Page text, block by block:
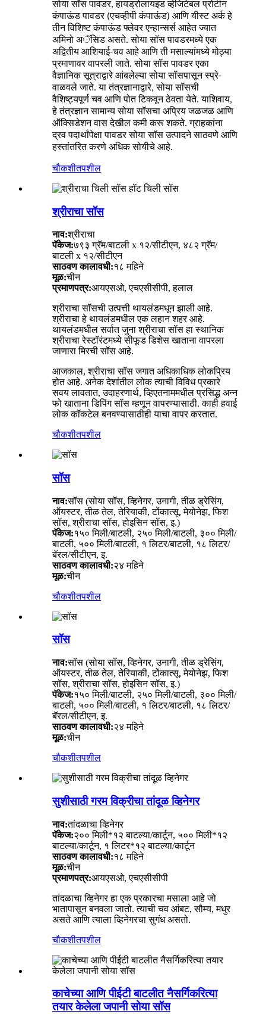
सोया सॉस पावडर, हायड्रोलायझ्ड व्हेजिटेबल प्रोटीन
कंपाऊंड पावडर (एचव्हीपी कंपाऊंड) आणि यीस्ट अर्क हे
तीन विशिष्ट कंपाऊंड फ्लेवर एन्हान्सर्स आहेत ज्यात
अमिनो अॅसिड असते. सोया सॉस पावडरमध्ये एक
अद्वितीय आशियाई-चव आहे आणि ती मसाल्यांमध्ये मोठ्या
प्रमाणावर वापरली जाते. सोया सॉस पावडर एका
वैज्ञानिक सूत्राद्वारे आंबलेल्या सोया सॉसपासून स्प्रे-
वाळवले जाते. या तंत्रज्ञानाद्वारे, सोया सॉसची
वैशिष्ट्यपूर्ण चव आणि पोत टिकवून ठेवता येते. याशिवाय,
हे तंत्रज्ञान सामान्य सोया सॉसचा अप्रिय जळजळ आणि
ऑक्सिडेशन वास देखील कमी करू शकते. ग्राहकांना
द्रव पदार्थांपेक्षा पावडर सोया सॉस उत्पादने साठवणे आणि
हस्तांतरित करणे अधिक सोयीचे आहे.
चौकशीतपशील
श्रीराचा सॉस
नाव:श्रीराचा
पॅकेज:७९३ ग्रॅम/बाटली x १२/सीटीएन, ४८२ ग्रॅम/
बाटली x १२/सीटीएन
साठवण कालावधी:१८ महिने
मूळ:चीन
प्रमाणपत्र:आयएसओ, एचएसीसीपी, हलाल
श्रीराचा सॉसची उत्पत्ती थायलंडमधून झाली आहे.
श्रीराचा हे थायलंडमधील एक लहान शहर आहे.
थायलंडमधील सर्वात जुना श्रीराचा सॉस हा स्थानिक
श्रीराचा रेस्टॉरंटमध्ये सीफूड डिशेस खाताना वापरला
जाणारा मिरची सॉस आहे.
आजकाल, श्रीराचा सॉस जगात अधिकाधिक लोकप्रिय
होत आहे. अनेक देशांतील लोक त्याची विविध प्रकारे
सवय लावतात, उदाहरणार्थ, व्हिएतनाममधील प्रसिद्ध अन्न
फो खाताना डिपिंग सॉस म्हणून वापरण्यासाठी. काही हवाई
लोक कॉकटेल बनवण्यासाठीही याचा वापर करतात.
चौकशीतपशील
सॉस
नाव:सॉस (सोया सॉस, व्हिनेगर, उनागी, तीळ ड्रेसिंग,
ऑयस्टर, तीळ तेल, तेरियाकी, टोंकात्सू, मेयोनेझ, फिश
सॉस, श्रीराचा सॉस, होइसिन सॉस, इ.)
पॅकेज:१५० मिली/बाटली, २५० मिली/बाटली, ३०० मिली/
बाटली, ५०० मिली/बाटली, १ लिटर/बाटली, १८ लिटर/
बॅरल/सीटीएन, इ.
साठवण कालावधी:२४ महिने
मूळ:चीन
चौकशीतपशील
सॉस
नाव:सॉस (सोया सॉस, व्हिनेगर, उनागी, तीळ ड्रेसिंग,
ऑयस्टर, तीळ तेल, तेरियाकी, टोंकात्सू, मेयोनेझ, फिश
सॉस, श्रीराचा सॉस, होइसिन सॉस, इ.)
पॅकेज:१५० मिली/बाटली, २५० मिली/बाटली, ३०० मिली/
बाटली, ५०० मिली/बाटली, १ लिटर/बाटली, १८ लिटर/
बॅरल/सीटीएन, इ.
साठवण कालावधी:२४ महिने
मूळ:चीन
चौकशीतपशील
सुशीसाठी गरम विक्रीचा तांदूळ व्हिनेगर
नाव:तांदळाचा व्हिनेगर
पॅकेज:२०० मिली*१२ बाटल्या/कार्टून, ५०० मिली*१२
बाटल्या/कार्टून, १ लिटर*१२ बाटल्या/कार्टून
साठवण कालावधी:१८ महिने
मूळ:चीन
प्रमाणपत्र:आयएसओ, एचएसीसीपी
तांदळाचा व्हिनेगर हा एक प्रकारचा मसाला आहे जो
भातापासून बनवला जातो. त्याची चव आंबट, सौम्य, मधुर
असते आणि त्याला व्हिनेगरचा सुगंध असतो.
चौकशीतपशील
काचेच्या आणि पीईटी बाटलीत नैसर्गिकरित्या
तयार केलेला जपानी सोया सॉस